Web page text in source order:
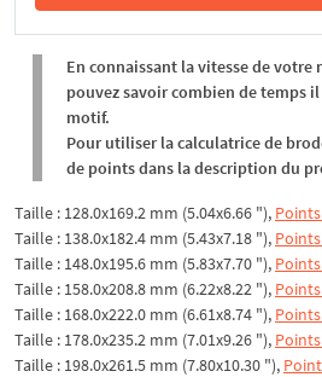
Dans le panier
En connaissant la vitesse de votre
pouvez savoir combien de temps
motif.
Pour utiliser la calculatrice de
de points dans la description du
Taille : 128.0x169.2 mm (5.04x6.66 "),
Taille : 138.0x182.4 mm (5.43x7.18 "),
Taille : 148.0x195.6 mm (5.83x7.70 "),
Taille : 158.0x208.8 mm (6.22x8.22 "),
Taille : 168.0x222.0 mm (6.61x8.74 "),
Taille : 178.0x235.2 mm (7.01x9.26 "),
Taille : 198.0x261.5 mm (7.80x10.30 "),